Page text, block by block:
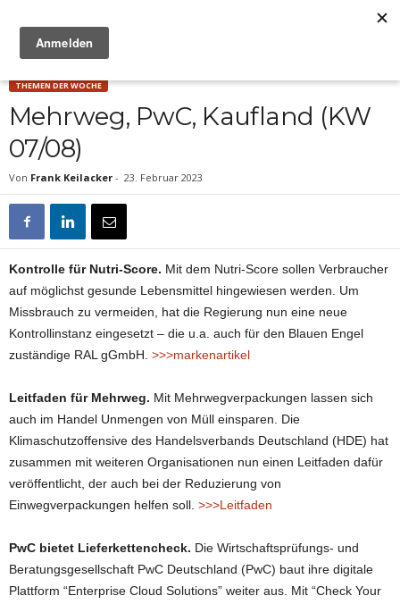
THEMEN DER WOCHE
Mehrweg, PwC, Kaufland (KW
07/08)
Von Frank Keilacker - 23. Februar 2023
Kontrolle für Nutri-Score. Mit dem Nutri-Score sollen Verbraucher
auf möglichst gesunde Lebensmittel hingewiesen werden. Um
Missbrauch zu vermeiden, hat die Regierung nun eine neue
Kontrollinstanz eingesetzt – die u.a. auch für den Blauen Engel
zuständige RAL gGmbH. >>>markenartikel
Leitfaden für Mehrweg. Mit Mehrwegverpackungen lassen sich
auch im Handel Unmengen von Müll einsparen. Die
Klimaschutzoffensive des Handelsverbands Deutschland (HDE) hat
zusammen mit weiteren Organisationen nun einen Leitfaden dafür
veröffentlicht, der auch bei der Reduzierung von
Einwegverpackungen helfen soll. >>>Leitfaden
PwC bietet Lieferkettencheck. Die Wirtschaftsprüfungs- und
Beratungsgesellschaft PwC Deutschland (PwC) baut ihre digitale
Plattform “Enterprise Cloud Solutions” weiter aus. Mit “Check Your